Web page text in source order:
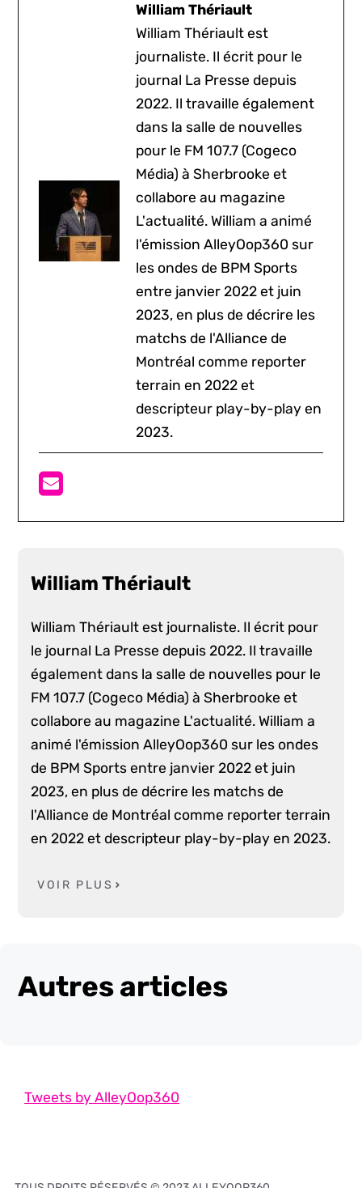
William Thériault
William Thériault est
journaliste. Il écrit pour le
journal La Presse depuis
2022. Il travaille également
dans la salle de nouvelles
pour le FM 107.7 (Cogeco
Média) à Sherbrooke et
collabore au magazine
L'actualité. William a animé
l'émission AlleyOop360 sur
les ondes de BPM Sports
entre janvier 2022 et juin
2023, en plus de décrire les
matchs de l'Alliance de
Montréal comme reporter
terrain en 2022 et
descripteur play-by-play en
2023.
William Thériault
William Thériault est journaliste. Il écrit pour
le journal La Presse depuis 2022. Il travaille
également dans la salle de nouvelles pour le
FM 107.7 (Cogeco Média) à Sherbrooke et
collabore au magazine L'actualité. William a
animé l'émission AlleyOop360 sur les ondes
de BPM Sports entre janvier 2022 et juin
2023, en plus de décrire les matchs de
l'Alliance de Montréal comme reporter terrain
en 2022 et descripteur play-by-play en 2023.
VOIR PLUS
Autres articles
Tweets by AlleyOop360